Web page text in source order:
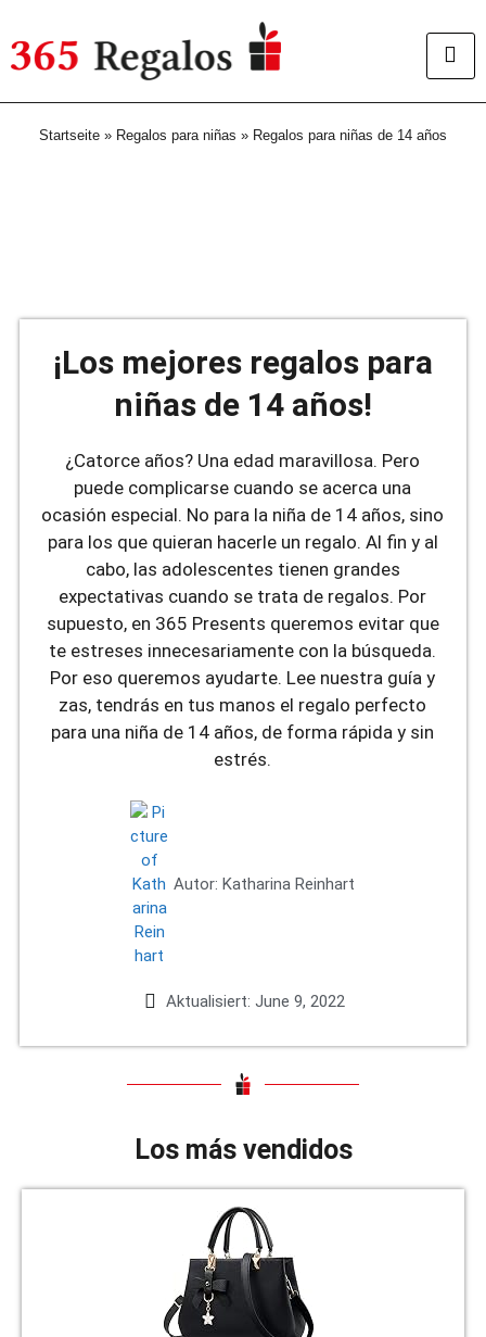
Startseite » Regalos para niñas » Regalos para niñas de 14 años
¡Los mejores regalos para
niñas de 14 años!
¿Catorce años? Una edad maravillosa. Pero
puede complicarse cuando se acerca una
ocasión especial. No para la niña de 14 años, sino
para los que quieran hacerle un regalo. Al fin y al
cabo, las adolescentes tienen grandes
expectativas cuando se trata de regalos. Por
supuesto, en 365 Presents queremos evitar que
te estreses innecesariamente con la búsqueda.
Por eso queremos ayudarte. Lee nuestra guía y
zas, tendrás en tus manos el regalo perfecto
para una niña de 14 años, de forma rápida y sin
estrés.
Autor: Katharina Reinhart
Aktualisiert: June 9, 2022
Los más vendidos